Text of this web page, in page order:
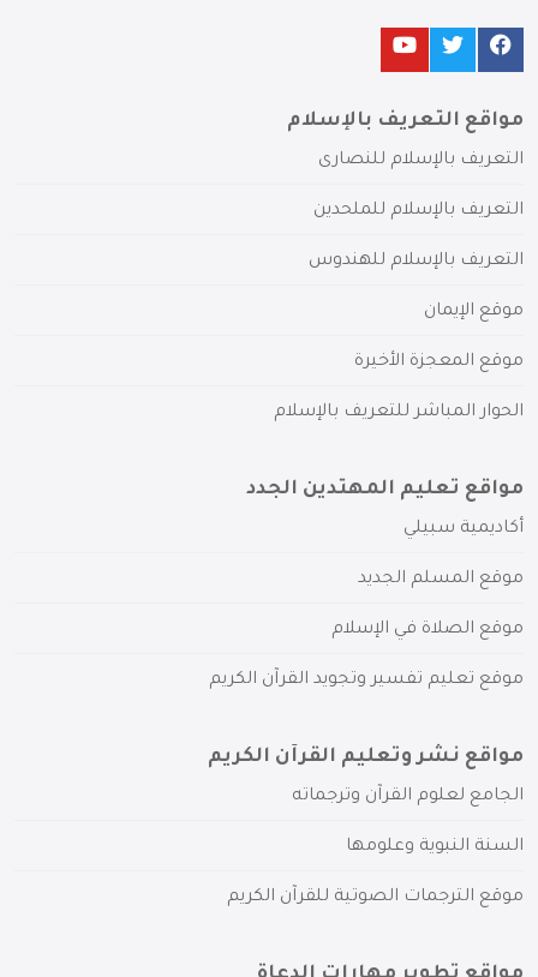
مواقع التعريف بالإسلام
التعريف بالإسلام للنصارى
التعريف بالإسلام للملحدين
التعريف بالإسلام للهندوس
موقع الإيمان
موقع المعجزة الأخيرة
الحوار المباشر للتعريف بالإسلام
مواقع تعليم المهتدين الجدد
أكاديمية سبيلي
موقع المسلم الجديد
موقع الصلاة في الإسلام
موقع تعليم تفسير وتجويد القرآن الكريم
مواقع نشر وتعليم القرآن الكريم
الجامع لعلوم القرآن وترجماته
السنة النبوية وعلومها
موقع الترجمات الصوتية للقرآن الكريم